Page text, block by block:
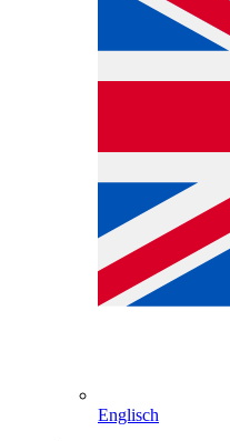
Englisch